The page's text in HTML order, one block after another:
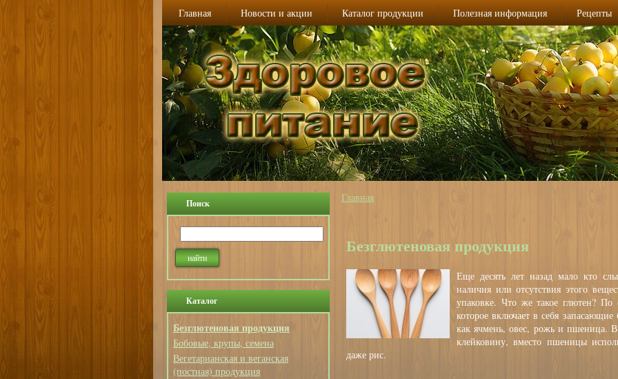
Главная Новости и акции Каталог продукции Полезная информация Рецепты
Поиск
Каталог
Безглютеновая продукция
Бобовые, крупы, семена
Вегетарианская и веганская
(постная) продукция
Вы здесь
Главная
Безглютеновая продукция
Еще десять лет назад мало кто
наличия или отсутствия этого
упаковке. Что же такое глютен?
которое включает в себя
как ячмень, овес, рожь и пшеница.
клейковину, вместо пшеницы
даже рис.